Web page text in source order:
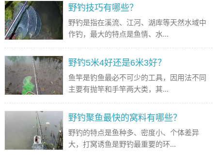
野钓技巧有哪些？
野钓是指在溪流、江河、湖库等天然水域中
作钓，最大的特点是鱼情、水...
野钓5米4好还是6米3好？
鱼竿是钓鱼最必不可少的工具，因用法不同
主要有抛竿和手竿两大类，其...
野钓聚鱼最快的窝料有哪些？
野钓的特点是鱼种多、密度小、个体差异
大，打窝诱鱼是野钓最重要的环...